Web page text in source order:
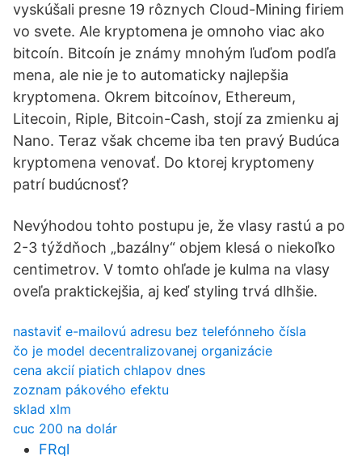
vyskúšali presne 19 rôznych Cloud-Mining firiem
vo svete. Ale kryptomena je omnoho viac ako
bitcoín. Bitcoín je známy mnohým ľuďom podľa
mena, ale nie je to automaticky najlepšia
kryptomena. Okrem bitcoínov, Ethereum,
Litecoin, Riple, Bitcoin-Cash, stojí za zmienku aj
Nano. Teraz však chceme iba ten pravý Budúca
kryptomena venovať. Do ktorej kryptomeny
patrí budúcnosť?
Nevýhodou tohto postupu je, že vlasy rastú a po
2-3 týždňoch „bazálny“ objem klesá o niekoľko
centimetrov. V tomto ohľade je kulma na vlasy
oveľa praktickejšia, aj keď styling trvá dlhšie.
nastaviť e-mailovú adresu bez telefónneho čísla
čo je model decentralizovanej organizácie
cena akcií piatich chlapov dnes
zoznam pákového efektu
sklad xlm
cuc 200 na dolár
FRql